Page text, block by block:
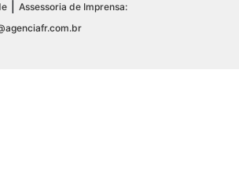
Assessoria de Imprensa: